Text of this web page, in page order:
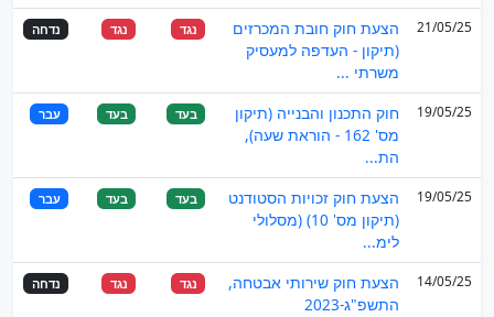
21/05/25
הצעת חוק חובת המכרזים
(תיקון - העדפה למעסיק
משרתי ...
נגד נגד נדחה
19/05/25
חוק התכנון והבנייה (תיקון
מס' 162 - הוראת שעה),
הת...
בעד בעד עבר
19/05/25
הצעת חוק זכויות הסטודנט
(תיקון מס' 10) (מסלולי
לימ...
בעד בעד עבר
14/05/25
הצעת חוק שירותי אבטחה,
התשפ"ג-2023
נגד נגד נדחה